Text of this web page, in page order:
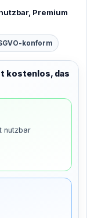
Premium
konform
kostenlos, das
nutzbar